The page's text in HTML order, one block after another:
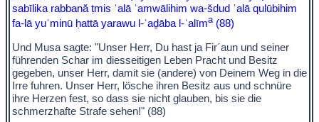
sabīlika rabbană ṭmis ʿalā ʾamwālihim wa-šdud ʿalā qulūbihim
fa-lā yuʾminū ḥattā yarawu l-ʿaḏāba l-ʾalīma(88)
Und Musa sagte: "Unser Herr, Du hast ja Fir´aun und seiner
führenden Schar im diesseitigen Leben Pracht und Besitz
gegeben, unser Herr, damit sie (andere) von Deinem Weg in die
Irre fuhren. Unser Herr, lösche ihren Besitz aus und schnüre
ihre Herzen fest, so dass sie nicht glauben, bis sie die
schmerzhafte Strafe sehen!" (88)